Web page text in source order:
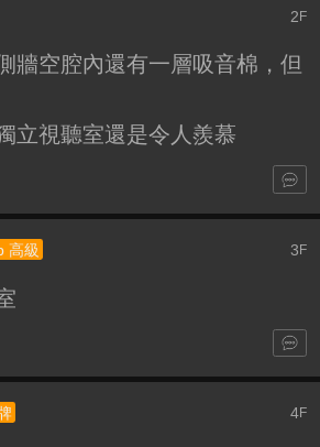
2F
牆空腔內還有一層吸音棉，但
立視聽室還是令人羨慕
3F
高級
4F